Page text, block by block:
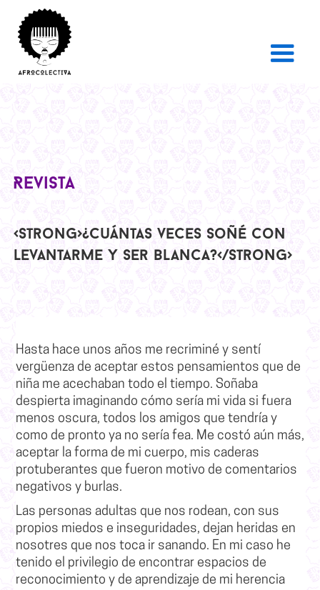
Revista
<strong>¿Cuántas veces soñé con
levantarme y ser blanca?</strong>
Hasta hace unos años me recriminé y sentí
vergüenza de aceptar estos pensamientos que de
niña me acechaban todo el tiempo. Soñaba
despierta imaginando cómo sería mi vida si fuera
menos oscura, todos los amigos que tendría y
como de pronto ya no sería fea. Me costó aún más,
aceptar la forma de mi cuerpo, mis caderas
protuberantes que fueron motivo de comentarios
negativos y burlas.
Las personas adultas que nos rodean, con sus
propios miedos e inseguridades, dejan heridas en
nosotres que nos toca ir sanando. En mi caso he
tenido el privilegio de encontrar espacios de
reconocimiento y de aprendizaje de mi herencia